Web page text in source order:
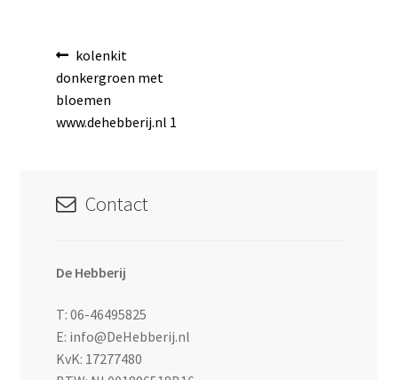
Bericht
navigatie
Vorig
bericht:
kolenkit
donkergroen met
bloemen
www.dehebberij.nl 1
Contact
De Hebberij
T: 06-46495825
E: info@DeHebberij.nl
KvK: 17277480